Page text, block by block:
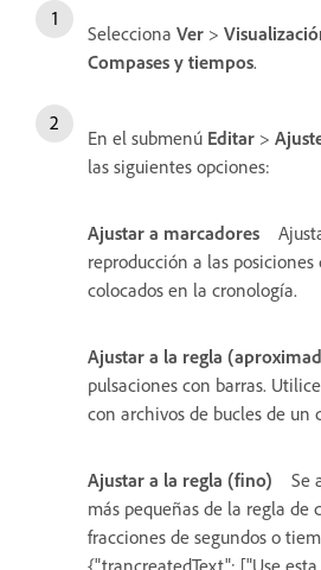
Selecciona Ver >
Compases y tiempos.
En el submenú Editar >
las siguientes opciones:
Ajustar a marcadores
reproducción a las posiciones
colocados en la cronología.
Ajustar a la regla
pulsaciones con barras.
con archivos de bucles de un
Ajustar a la regla (fino)
Se
más pequeñas de la regla de
fracciones de segundos o